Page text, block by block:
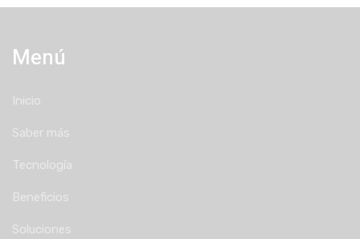
Menú
Inicio
Saber más
Tecnología
Beneficios
Soluciones